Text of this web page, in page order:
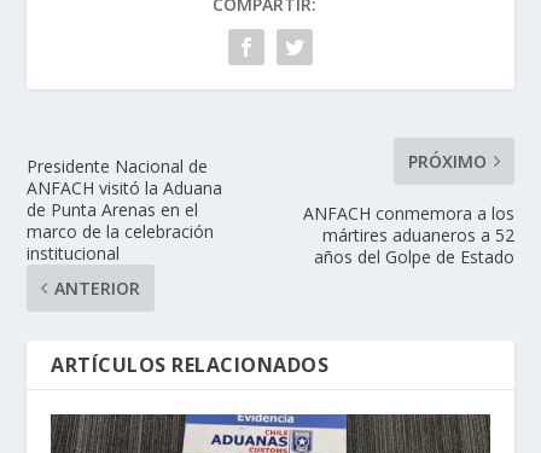
Presidente Nacional de
ANFACH visitó la Aduana
de Punta Arenas en el
marco de la celebración
institucional
ANTERIOR
PRÓXIMO
ANFACH conmemora a los
mártires aduaneros a 52
años del Golpe de Estado
ARTÍCULOS RELACIONADOS